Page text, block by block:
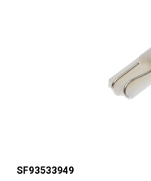
SF93533949